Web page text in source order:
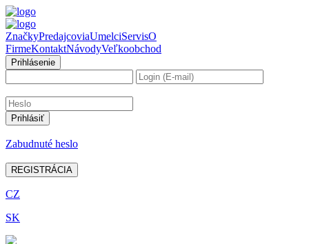
ZnačkyPredajcoviaUmelciServisO
FirmeKontaktNávodyVeľkoobchod
Prihlásenie
Zabudnuté heslo
REGISTRÁCIA
CZ
SK